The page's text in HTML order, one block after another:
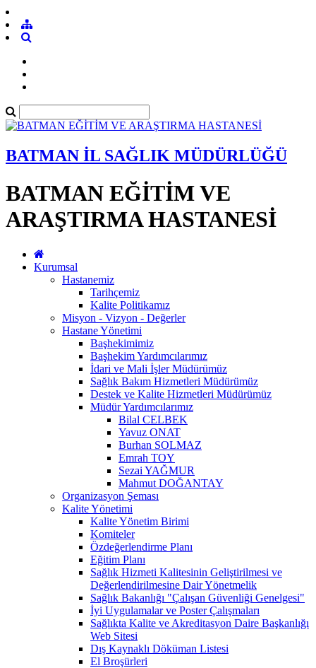
BATMAN İL SAĞLIK MÜDÜRLÜĞÜ
BATMAN EĞİTİM VE
ARAŞTIRMA HASTANESİ
Kurumsal
Hastanemiz
Tarihçemiz
Kalite Politikamız
Misyon - Vizyon - Değerler
Hastane Yönetimi
Başhekimimiz
Başhekim Yardımcılarımız
İdari ve Mali İşler Müdürümüz
Sağlık Bakım Hizmetleri Müdürümüz
Destek ve Kalite Hizmetleri Müdürümüz
Müdür Yardımcılarımız
Bilal CELBEK
Yavuz ONAT
Burhan SOLMAZ
Emrah TOY
Sezai YAĞMUR
Mahmut DOĞANTAY
Organizasyon Şeması
Kalite Yönetimi
Kalite Yönetim Birimi
Komiteler
Özdeğerlendirme Planı
Eğitim Planı
Sağlık Hizmeti Kalitesinin Geliştirilmesi ve
Değerlendirilmesine Dair Yönetmelik
Sağlık Bakanlığı "Çalışan Güvenliği Genelgesi"
İyi Uygulamalar ve Poster Çalışmaları
Sağlıkta Kalite ve Akreditasyon Daire Başkanlığı
Web Sitesi
Dış Kaynaklı Döküman Listesi
El Broşürleri